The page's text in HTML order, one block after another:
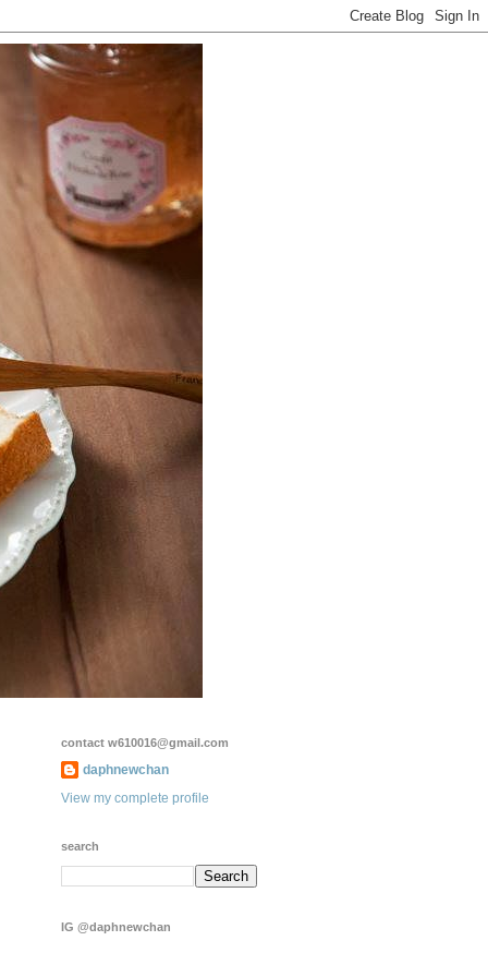
contact w610016@gmail.com
daphnewchan
View my complete profile
search
IG @daphnewchan